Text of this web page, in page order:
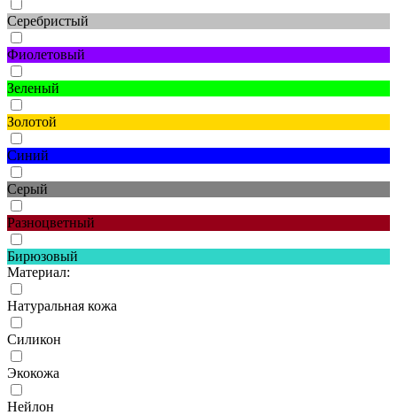
Серебристый
Фиолетовый
Зеленый
Золотой
Синий
Серый
Разноцветный
Бирюзовый
Материал:
Натуральная кожа
Силикон
Экокожа
Нейлон